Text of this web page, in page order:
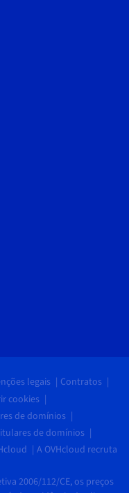
legais
Contratos
cookies
de domínios
de domínios
A OVHcloud recruta
2006/112/CE, os preços